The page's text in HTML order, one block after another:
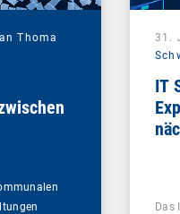
Thoma
31.
IT
Das